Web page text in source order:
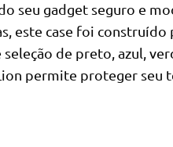
seu gadget seguro e
este case foi construído
de preto, azul,
permite proteger seu